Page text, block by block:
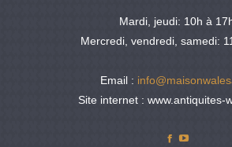
Mardi, jeudi: 10h à
Mercredi, vendredi, samedi:
Email :
Site internet : www.antiquites-
Facebook